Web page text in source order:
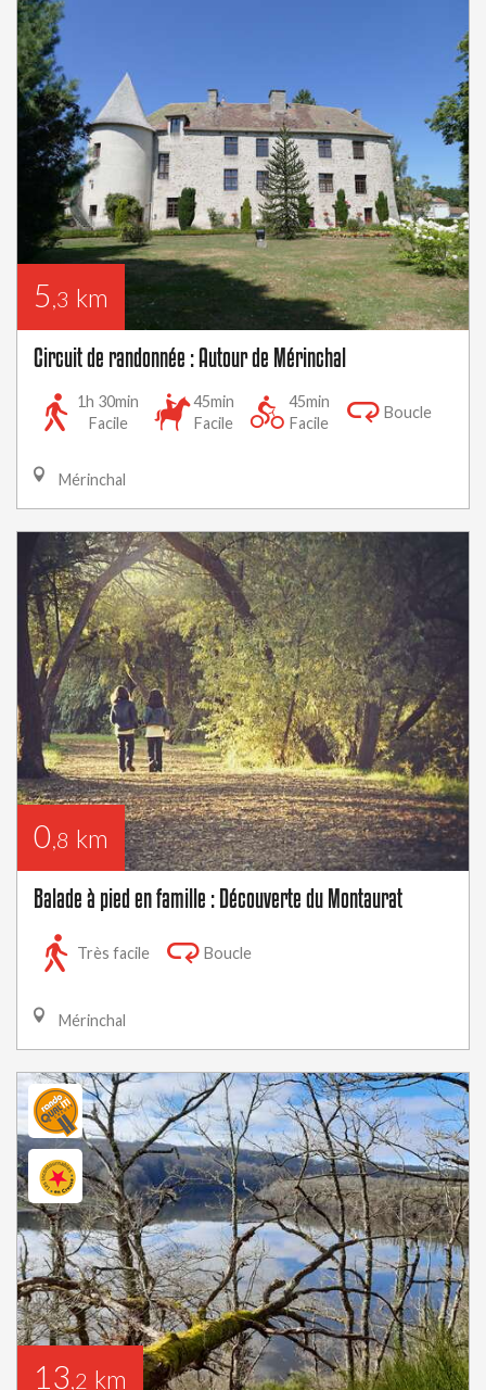
5,3 km
Circuit de randonnée : Autour de Mérinchal
1h 30min
Facile
45min
Facile
45min
Facile
Boucle
Mérinchal
0,8 km
Balade à pied en famille : Découverte du Montaurat
Très facile Boucle
Mérinchal
13,2 km